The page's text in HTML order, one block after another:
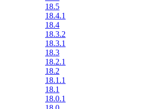
18.5
18.4.1
18.4
18.3.2
18.3.1
18.3
18.2.1
18.2
18.1.1
18.1
18.0.1